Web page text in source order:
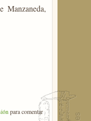
Manzaneda,
para comentar